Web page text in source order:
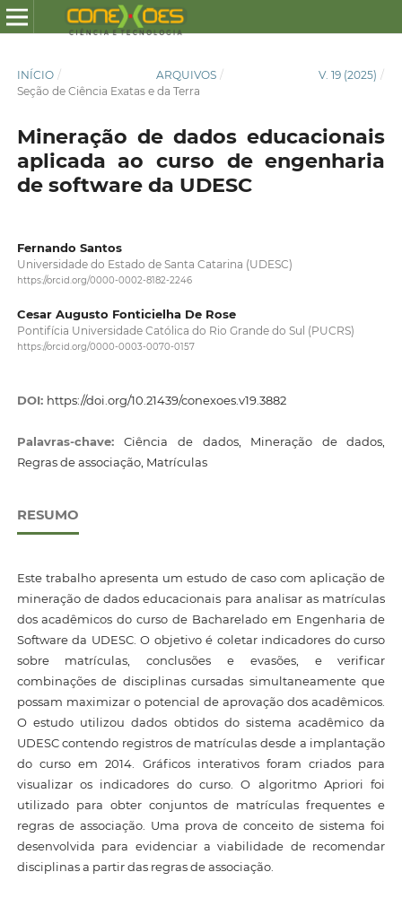
INÍCIO / ARQUIVOS / V. 19 (2025) /
Seção de Ciência Exatas e da Terra
Mineração de dados educacionais
aplicada ao curso de engenharia
de software da UDESC
Fernando Santos
Universidade do Estado de Santa Catarina (UDESC)
https://orcid.org/0000-0002-8182-2246
Cesar Augusto Fonticielha De Rose
Pontifícia Universidade Católica do Rio Grande do Sul (PUCRS)
https://orcid.org/0000-0003-0070-0157
DOI: https://doi.org/10.21439/conexoes.v19.3882
Palavras-chave:Ciência de dados, Mineração de dados,
Regras de associação, Matrículas
RESUMO
Este trabalho apresenta um estudo de caso com aplicação de
mineração de dados educacionais para analisar as matrículas
dos acadêmicos do curso de Bacharelado em Engenharia de
Software da UDESC. O objetivo é coletar indicadores do curso
sobre matrículas, conclusões e evasões, e verificar
combinações de disciplinas cursadas simultaneamente que
possam maximizar o potencial de aprovação dos acadêmicos.
O estudo utilizou dados obtidos do sistema acadêmico da
UDESC contendo registros de matrículas desde a implantação
do curso em 2014. Gráficos interativos foram criados para
visualizar os indicadores do curso. O algoritmo Apriori foi
utilizado para obter conjuntos de matrículas frequentes e
regras de associação. Uma prova de conceito de sistema foi
desenvolvida para evidenciar a viabilidade de recomendar
disciplinas a partir das regras de associação.